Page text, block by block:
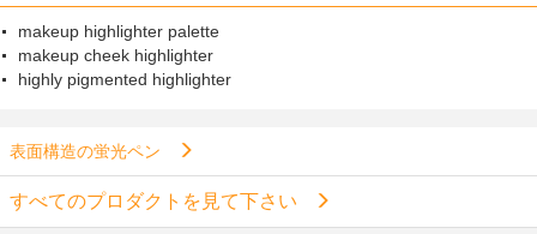
makeup highlighter palette
makeup cheek highlighter
highly pigmented highlighter
表面構造の蛍光ペン
すべてのプロダクトを見て下さい